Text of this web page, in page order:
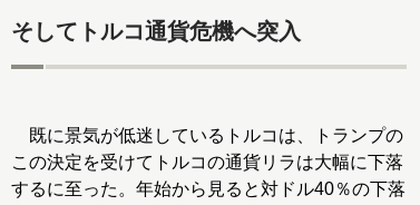
そしてトルコ通貨危機へ突入
既に景気が低迷しているトルコは、トランプの
この決定を受けてトルコの通貨リラは大幅に下落
するに至った。年始から見ると対ドル40％の下落